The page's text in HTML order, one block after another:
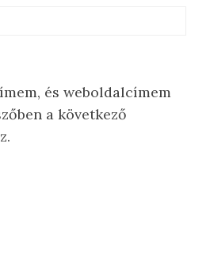
és weboldalcímem
a következő